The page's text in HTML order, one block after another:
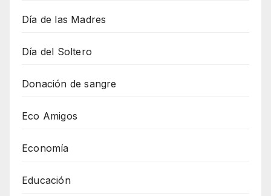
Día de las Madres
Día del Soltero
Donación de sangre
Eco Amigos
Economía
Educación